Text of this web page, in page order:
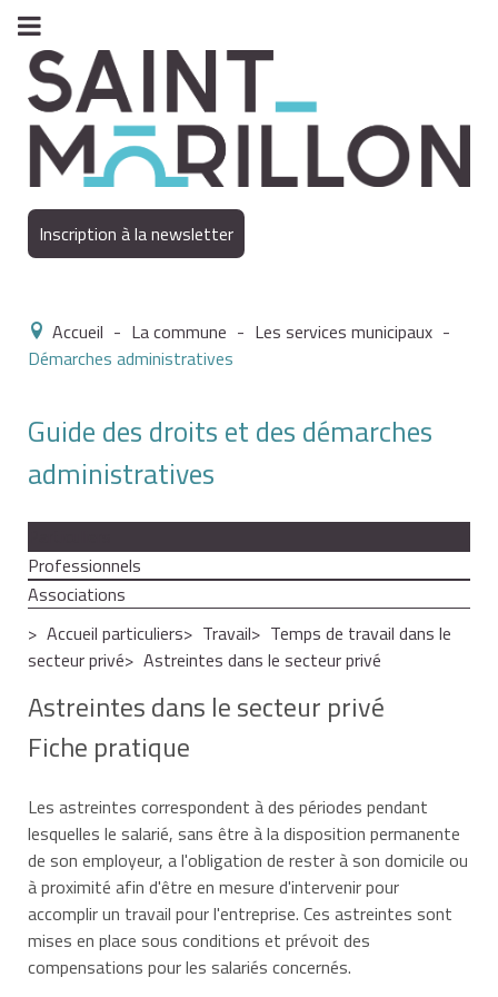
Inscription à la newsletter
Accueil - La commune - Les services municipaux -
Démarches administratives
Guide des droits et des démarches
administratives
Professionnels
Associations
Accueil particuliers
Travail
Temps de travail dans le
secteur privé
Astreintes dans le secteur privé
Astreintes dans le secteur privé
Fiche pratique
Les astreintes correspondent à des périodes pendant
lesquelles le salarié, sans être à la disposition permanente
de son employeur, a l'obligation de rester à son domicile ou
à proximité afin d'être en mesure d'intervenir pour
accomplir un travail pour l'entreprise. Ces astreintes sont
mises en place sous conditions et prévoit des
compensations pour les salariés concernés.